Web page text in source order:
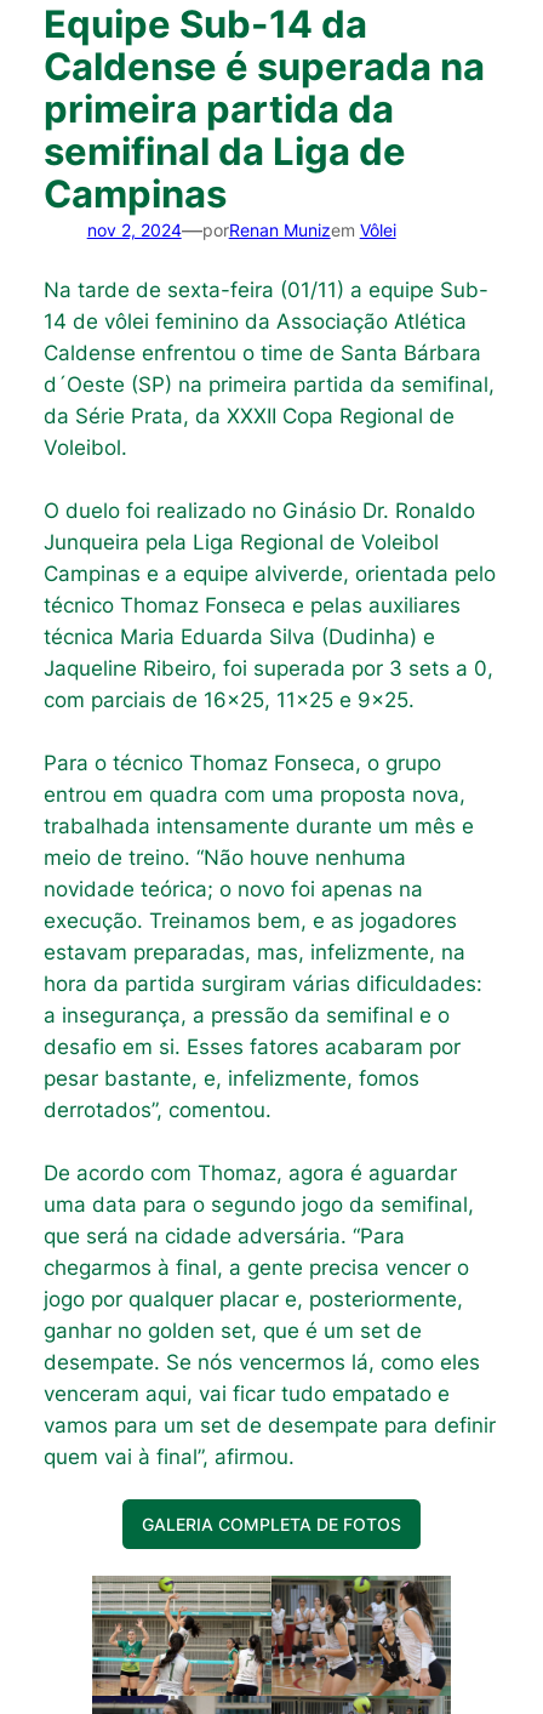
Equipe Sub-14 da
Caldense é superada na
primeira partida da
semifinal da Liga de
Campinas
nov 2, 2024—porRenan Munizem Vôlei
Na tarde de sexta-feira (01/11) a equipe Sub-
14 de vôlei feminino da Associação Atlética
Caldense enfrentou o time de Santa Bárbara
d´Oeste (SP) na primeira partida da semifinal,
da Série Prata, da XXXII Copa Regional de
Voleibol.
O duelo foi realizado no Ginásio Dr. Ronaldo
Junqueira pela Liga Regional de Voleibol
Campinas e a equipe alviverde, orientada pelo
técnico Thomaz Fonseca e pelas auxiliares
técnica Maria Eduarda Silva (Dudinha) e
Jaqueline Ribeiro, foi superada por 3 sets a 0,
com parciais de 16×25, 11×25 e 9×25.
Para o técnico Thomaz Fonseca, o grupo
entrou em quadra com uma proposta nova,
trabalhada intensamente durante um mês e
meio de treino. “Não houve nenhuma
novidade teórica; o novo foi apenas na
execução. Treinamos bem, e as jogadores
estavam preparadas, mas, infelizmente, na
hora da partida surgiram várias dificuldades:
a insegurança, a pressão da semifinal e o
desafio em si. Esses fatores acabaram por
pesar bastante, e, infelizmente, fomos
derrotados”, comentou.
De acordo com Thomaz, agora é aguardar
uma data para o segundo jogo da semifinal,
que será na cidade adversária. “Para
chegarmos à final, a gente precisa vencer o
jogo por qualquer placar e, posteriormente,
ganhar no golden set, que é um set de
desempate. Se nós vencermos lá, como eles
venceram aqui, vai ficar tudo empatado e
vamos para um set de desempate para definir
quem vai à final”, afirmou.
GALERIA COMPLETA DE FOTOS